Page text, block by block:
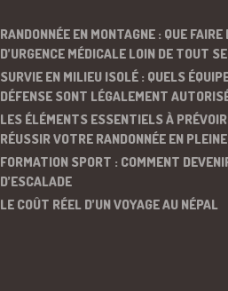
RANDONNÉE EN MONTAGNE : QUE FAIRE
D’URGENCE MÉDICALE LOIN DE TOUT
SURVIE EN MILIEU ISOLÉ : QUELS
DÉFENSE SONT LÉGALEMENT
LES ÉLÉMENTS ESSENTIELS À
RÉUSSIR VOTRE RANDONNÉE EN
FORMATION SPORT : COMMENT
D’ESCALADE
LE COÛT RÉEL D’UN VOYAGE AU NÉPAL